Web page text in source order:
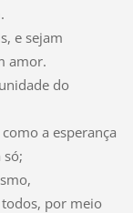
e sejam
amor.
do
a esperança
só;
todos, por meio